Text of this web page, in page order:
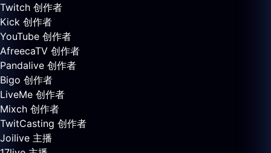
Twitch 创作者
Kick 创作者
YouTube 创作者
AfreecaTV 创作者
Pandalive 创作者
Bigo 创作者
LiveMe 创作者
Mixch 创作者
TwitCasting 创作者
Joilive 主播